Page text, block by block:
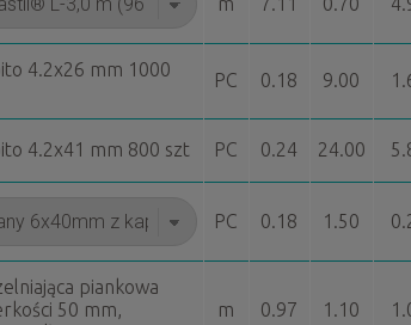
4.2x26 mm 1000
PC 0.18 9.00
4.2x41 mm 800 szt PC 0.24 24.00
PC 0.18 1.50
piankowa
50 mm,
m 0.97 1.10